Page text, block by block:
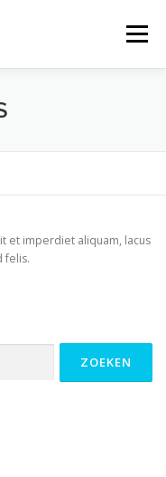
Menu
et imperdiet aliquam, lacus
felis.